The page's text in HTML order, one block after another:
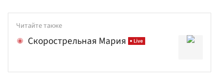
Читайте также
Скорострельная Мария